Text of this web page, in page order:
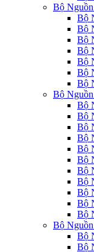
Bộ
Bộ
Bộ
Bộ
Bộ
Bộ
Bộ
Bộ
Bộ
Bộ
Bộ
Bộ
Bộ
Bộ
Bộ
Bộ
Bộ
Bộ
Bộ
Bộ
Bộ
Bộ
Bộ